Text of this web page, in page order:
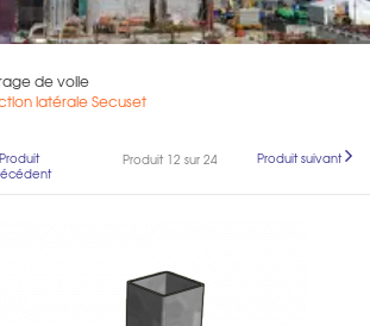
de voile
latérale Secuset
Produit
Produit 12 sur 24 Produit suivant